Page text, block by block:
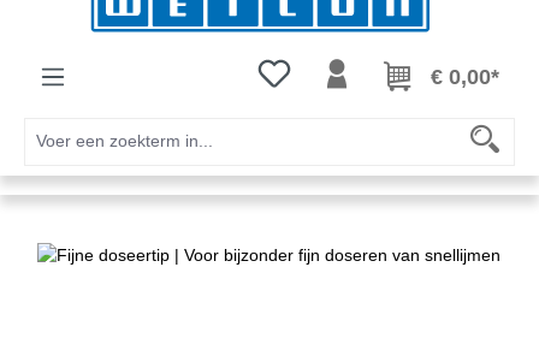
Je hebt 0 items op je€ 0,00*
Afbeeldingengalerij overslaan